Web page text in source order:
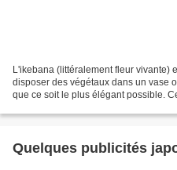
L'ikebana (littéralement fleur vivante)
disposer des végétaux dans un vase
que ce soit le plus élégant possible.
Quelques publicités